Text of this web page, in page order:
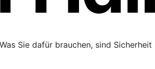
Sie dafür brauchen, sind Sicherheit